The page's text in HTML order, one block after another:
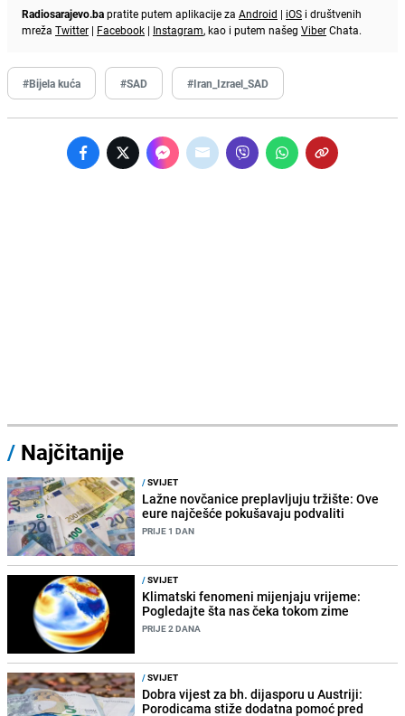
Radiosarajevo.bapratite putem aplikacije za Android | iOS i društvenih
mreža Twitter | Facebook | Instagram, kao i putem našeg ViberChata.
#Bijela kuća #SAD #Iran_Izrael_SAD
/ Najčitanije
/SVIJET
Lažne novčanice preplavljuju tržište: Ove
eure najčešće pokušavaju podvaliti
PRIJE 1 DAN
/SVIJET
Klimatski fenomeni mijenjaju vrijeme:
Pogledajte šta nas čeka tokom zime
PRIJE 2 DANA
/SVIJET
Dobra vijest za bh. dijasporu u Austriji:
Porodicama stiže dodatna pomoć pred